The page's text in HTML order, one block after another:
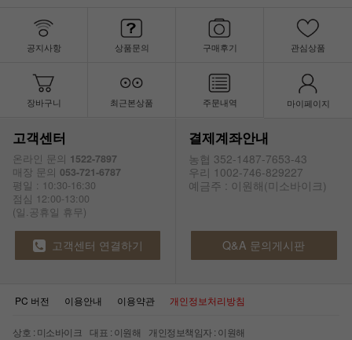
공지사항 상품문의 구매후기 관심상품
장바구니 최근본상품 주문내역 마이페이지
고객센터
온라인 문의 1522-7897
매장 문의 053-721-6787
평일 : 10:30-16:30
점심 12:00-13:00
(일.공휴일 휴무)
결제계좌안내
농협 352-1487-7653-43
우리 1002-746-829227
예금주 : 이원해(미소바이크)
고객센터 연결하기 Q&A 문의게시판
PC 버전 이용안내 이용약관 개인정보처리방침
상호 : 미소바이크 대표 : 이원해 개인정보책임자 : 이원해